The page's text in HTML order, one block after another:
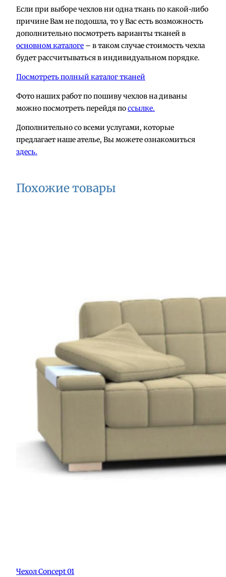
Если при выборе чехлов ни одна ткань по какой-либо
причине Вам не подошла, то у Вас есть возможность
дополнительно посмотреть варианты тканей в
основном каталоге – в таком случае стоимость чехла
будет рассчитываться в индивидуальном порядке.
Посмотреть полный каталог тканей
Фото наших работ по пошиву чехлов на диваны
можно посмотреть перейдя поссылке.
Дополнительно со всеми услугами, которые
предлагает наше ателье, Вы можете ознакомиться
здесь.
Похожие товары
Чехол Concept 01